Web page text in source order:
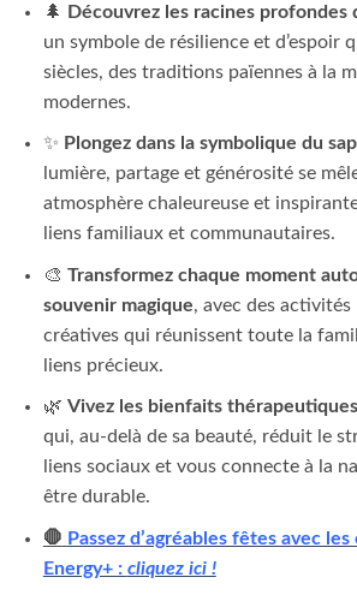
🌲 Découvrez les racines profondes
un symbole de résilience et d’espoir
siècles, des traditions païennes à la
modernes.
✨ Plongez dans la symbolique du
lumière, partage et générosité se
atmosphère chaleureuse et
liens familiaux et communautaires.
🎨 Transformez chaque moment
souvenir magique, avec des
créatives qui réunissent toute la
liens précieux.
🌿 Vivez les bienfaits
qui, au-delà de sa beauté, réduit le
liens sociaux et vous connecte à la
être durable.
🛑 Passez d’agréables fêtes avec
Energy+ : cliquez ici !